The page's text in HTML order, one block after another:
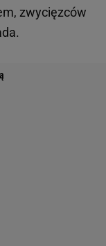
zwycięzców